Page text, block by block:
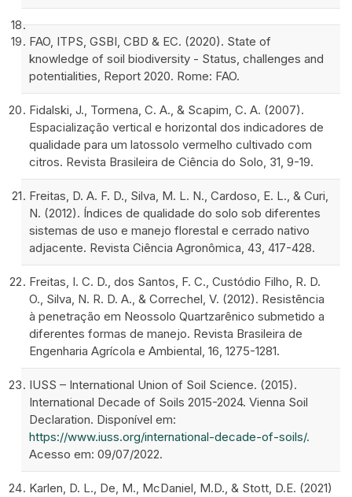
FAO, ITPS, GSBI, CBD & EC. (2020). State of
knowledge of soil biodiversity - Status, challenges and
potentialities, Report 2020. Rome: FAO.
Fidalski, J., Tormena, C. A., & Scapim, C. A. (2007).
Espacialização vertical e horizontal dos indicadores de
qualidade para um latossolo vermelho cultivado com
citros. Revista Brasileira de Ciência do Solo, 31, 9-19.
Freitas, D. A. F. D., Silva, M. L. N., Cardoso, E. L., & Curi,
N. (2012). Índices de qualidade do solo sob diferentes
sistemas de uso e manejo florestal e cerrado nativo
adjacente. Revista Ciência Agronômica, 43, 417-428.
Freitas, I. C. D., dos Santos, F. C., Custódio Filho, R. D.
O., Silva, N. R. D. A., & Correchel, V. (2012). Resistência
à penetração em Neossolo Quartzarênico submetido a
diferentes formas de manejo. Revista Brasileira de
Engenharia Agrícola e Ambiental, 16, 1275-1281.
IUSS – International Union of Soil Science. (2015).
International Decade of Soils 2015-2024. Vienna Soil
Declaration. Disponível em:
https://www.iuss.org/international-decade-of-soils/.
Acesso em: 09/07/2022.
Karlen, D. L., De, M., McDaniel, M.D., & Stott, D.E. (2021)